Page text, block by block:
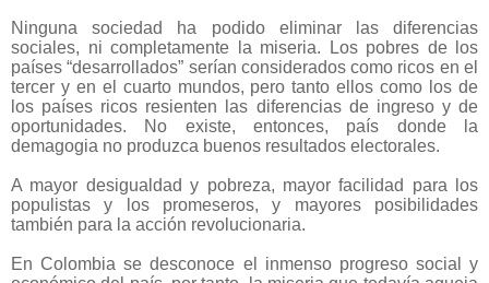
Ninguna sociedad ha podido eliminar las diferencias
sociales, ni completamente la miseria. Los pobres de los
países “desarrollados” serían considerados como ricos en el
tercer y en el cuarto mundos, pero tanto ellos como los de
los países ricos resienten las diferencias de ingreso y de
oportunidades. No existe, entonces, país donde la
demagogia no produzca buenos resultados electorales.
A mayor desigualdad y pobreza, mayor facilidad para los
populistas y los promeseros, y mayores posibilidades
también para la acción revolucionaria.
En Colombia se desconoce el inmenso progreso social y